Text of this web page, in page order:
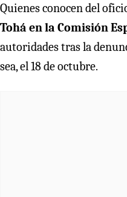
Quienes conocen del
Tohá en la Comisión
autoridades tras la
sea, el 18 de octubre.